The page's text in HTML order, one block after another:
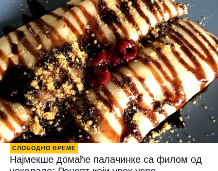
СЛОБОДНО ВРЕМЕ
Најмекше домаће палачинке са филом од